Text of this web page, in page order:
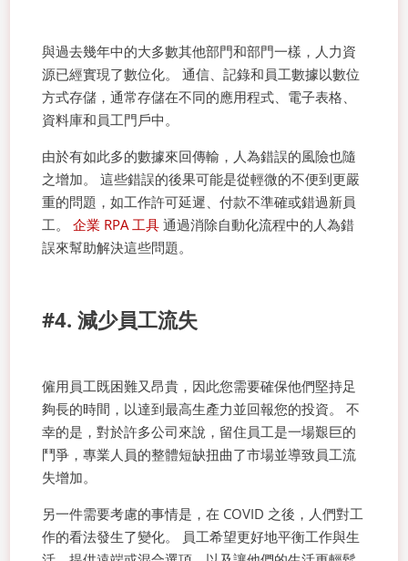
與過去幾年中的大多數其他部門和部門一樣，人力資
源已經實現了數位化。 通信、記錄和員工數據以數位
方式存儲，通常存儲在不同的應用程式、電子表格、
資料庫和員工門戶中。
由於有如此多的數據來回傳輸，人為錯誤的風險也隨
之增加。 這些錯誤的後果可能是從輕微的不便到更嚴
重的問題，如工作許可延遲、付款不準確或錯過新員
工。企業 RPA 工具 通過消除自動化流程中的人為錯
誤來幫助解決這些問題。
#4. 減少員工流失
僱用員工既困難又昂貴，因此您需要確保他們堅持足
夠長的時間，以達到最高生產力並回報您的投資。 不
幸的是，對於許多公司來說，留住員工是一場艱巨的
鬥爭，專業人員的整體短缺扭曲了市場並導致員工流
失增加。
另一件需要考慮的事情是，在 COVID 之後，人們對工
作的看法發生了變化。 員工希望更好地平衡工作與生